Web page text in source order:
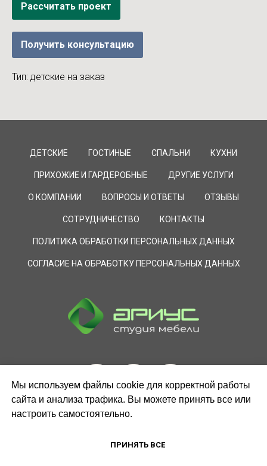
Рассчитать проект
Получить консультацию
Тип: детские на заказ
ДЕТСКИЕ ГОСТИНЫЕ СПАЛЬНИ КУХНИ
ПРИХОЖИЕ И ГАРДЕРОБНЫЕ ДРУГИЕ УСЛУГИ
О КОМПАНИИ ВОПРОСЫ И ОТВЕТЫ ОТЗЫВЫ
СОТРУДНИЧЕСТВО КОНТАКТЫ
ПОЛИТИКА ОБРАБОТКИ ПЕРСОНАЛЬНЫХ ДАННЫХ
СОГЛАСИЕ НА ОБРАБОТКУ ПЕРСОНАЛЬНЫХ ДАННЫХ
Мы используем файлы cookie для корректной работы
сайта и анализа трафика. Вы можете принять все или
настроить самостоятельно.
ПРИНЯТЬ ВСЕ